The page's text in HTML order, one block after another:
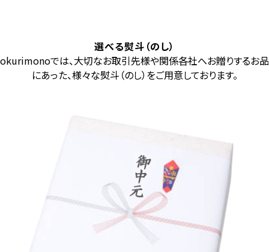
選べる熨斗（のし）
okurimonoでは、大切なお取引先様や関係各社へお贈りするお品
にあった、様々な熨斗（のし）をご用意しております。